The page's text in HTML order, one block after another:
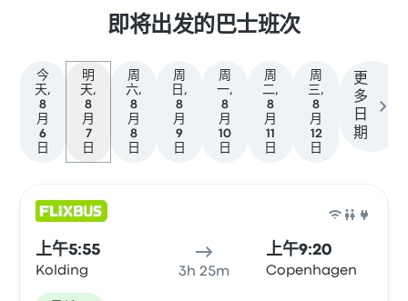
即将出发的巴士班次
今
天,
8
月
6
日
明
天,
8
月
7
日
周
六,
8
月
8
日
周
日,
8
月
9
日
周
一,
8
月
10
日
周
二,
8
月
11
日
周
三,
8
月
12
日
更
多
日
期
上午5:55
Kolding 3h 25m
上午9:20
Copenhagen